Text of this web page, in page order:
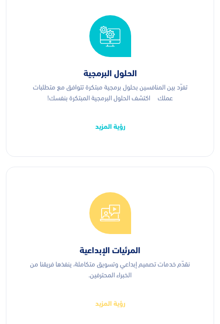
الحلول البرمجية
تفرّد بين المنافسين بحلول برمجية مبتكرة تتوافق مع متطلبات
عملك اكتشف الحلول البرمجية المبتكرة بنفسك!
رؤية المزيد
المرئيات الإبداعية
نقدّم خدمات تصميم إبداعي وتسويق متكاملة، ينفذها فريقنا من
الخبراء المحترفين.
رؤية المزيد